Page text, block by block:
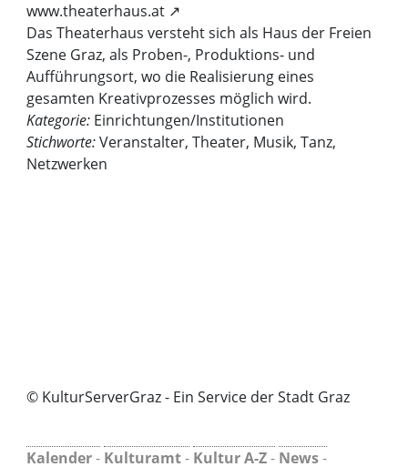
www.theaterhaus.at ↗
Das Theaterhaus versteht sich als Haus der Freien
Szene Graz, als Proben-, Produktions- und
Aufführungsort, wo die Realisierung eines
gesamten Kreativprozesses möglich wird.
Kategorie: Einrichtungen/Institutionen
Stichworte:Veranstalter, Theater, Musik, Tanz,
Netzwerken
© KulturServerGraz - Ein Service der Stadt Graz
Kalender- Kulturamt- Kultur A-Z- News-